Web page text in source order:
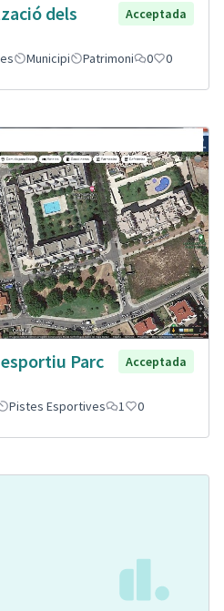
dels
Acceptada
Municipi Patrimoni 0 0
Parc
Acceptada
Pistes Esportives 1 0